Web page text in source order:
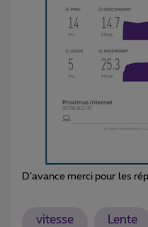
D’avance merci pour les
vitesse Lente